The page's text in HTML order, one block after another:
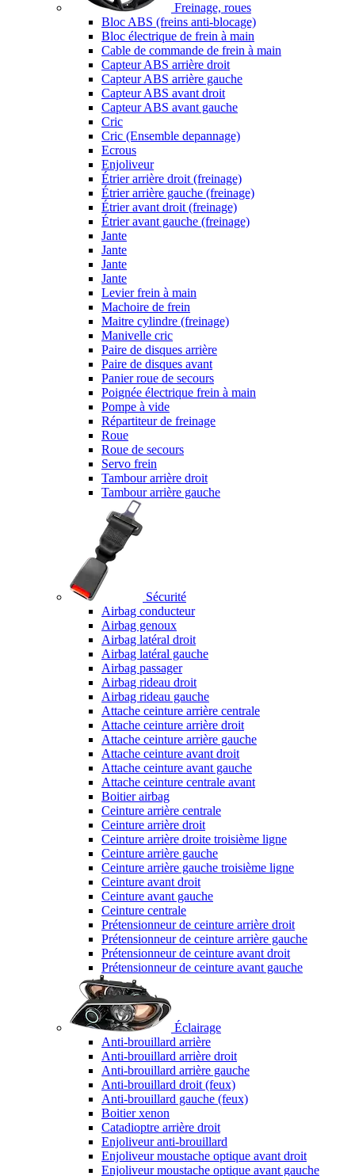
Freinage, roues
Bloc ABS (freins anti-blocage)
Bloc électrique de frein à main
Cable de commande de frein à main
Capteur ABS arrière droit
Capteur ABS arrière gauche
Capteur ABS avant droit
Capteur ABS avant gauche
Cric
Cric (Ensemble depannage)
Ecrous
Enjoliveur
Étrier arrière droit (freinage)
Étrier arrière gauche (freinage)
Étrier avant droit (freinage)
Étrier avant gauche (freinage)
Jante
Jante
Jante
Jante
Levier frein à main
Machoire de frein
Maitre cylindre (freinage)
Manivelle cric
Paire de disques arrière
Paire de disques avant
Panier roue de secours
Poignée électrique frein à main
Pompe à vide
Répartiteur de freinage
Roue
Roue de secours
Servo frein
Tambour arrière droit
Tambour arrière gauche
Sécurité
Airbag conducteur
Airbag genoux
Airbag latéral droit
Airbag latéral gauche
Airbag passager
Airbag rideau droit
Airbag rideau gauche
Attache ceinture arrière centrale
Attache ceinture arrière droit
Attache ceinture arrière gauche
Attache ceinture avant droit
Attache ceinture avant gauche
Attache ceinture centrale avant
Boitier airbag
Ceinture arrière centrale
Ceinture arrière droit
Ceinture arrière droite troisième ligne
Ceinture arrière gauche
Ceinture arrière gauche troisième ligne
Ceinture avant droit
Ceinture avant gauche
Ceinture centrale
Prétensionneur de ceinture arrière droit
Prétensionneur de ceinture arrière gauche
Prétensionneur de ceinture avant droit
Prétensionneur de ceinture avant gauche
Éclairage
Anti-brouillard arrière
Anti-brouillard arrière droit
Anti-brouillard arrière gauche
Anti-brouillard droit (feux)
Anti-brouillard gauche (feux)
Boitier xenon
Catadioptre arrière droit
Enjoliveur anti-brouillard
Enjoliveur moustache optique avant droit
Enjoliveur moustache optique avant gauche